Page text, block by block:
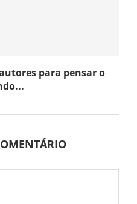
para pensar o